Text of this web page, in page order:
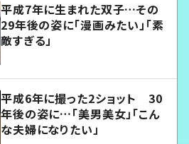
平成7年に生まれた双子…その
29年後の姿に「漫画みたい」「素
敵すぎる」
平成6年に撮った2ショット 30
年後の姿に…「美男美女」「こん
な夫婦になりたい」